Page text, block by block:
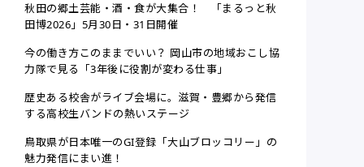
秋田の郷土芸能・酒・食が大集合！ 「まるっと秋
田博2026」5月30日・31日開催
今の働き方このままでいい？ 岡山市の地域おこし協
力隊で見る「3年後に役割が変わる仕事」
歴史ある校舎がライブ会場に。滋賀・豊郷から発信
する高校生バンドの熱いステージ
鳥取県が日本唯一のGI登録「大山ブロッコリー」の
魅力発信にまい進！